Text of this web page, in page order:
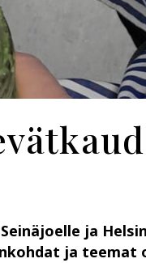
ja
ja teemat